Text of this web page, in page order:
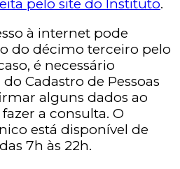
pelo site do Instituto.
à internet pode
do décimo terceiro pelo
é necessário
Cadastro de Pessoas
alguns dados ao
a consulta. O
está disponível de
7h às 22h.